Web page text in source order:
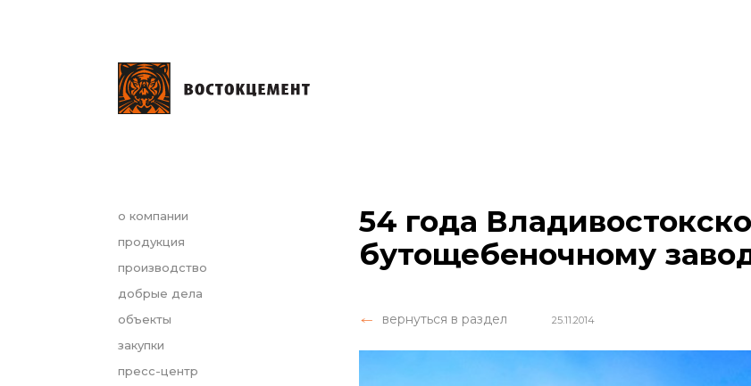
о компании
продукция
производство
добрые дела
объекты
закупки
пресс-центр
54 года
бутощебеночному
вернуться в раздел 25.11.2014